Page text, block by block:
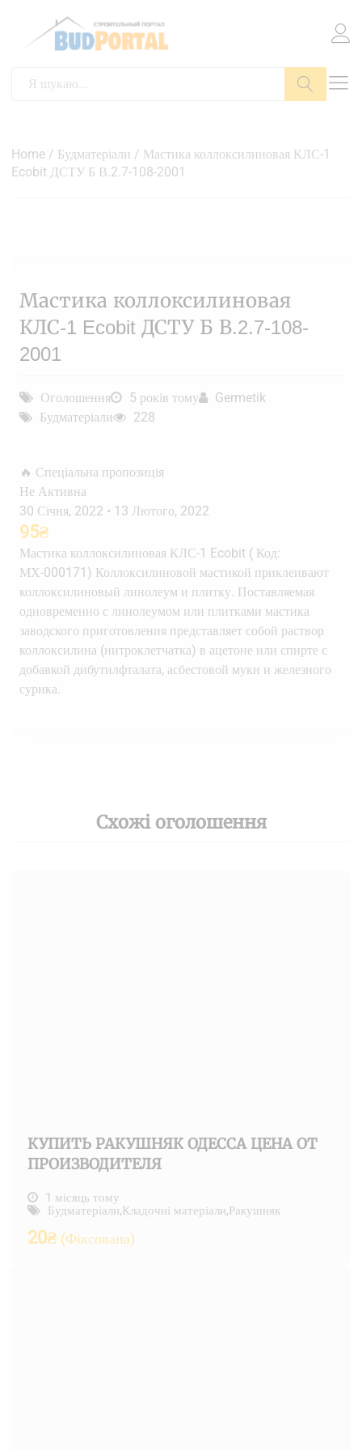
Home / Будматеріали / Мастика коллоксилиновая КЛС-1
Ecobit ДСТУ Б В.2.7-108-2001
Мастика коллоксилиновая
КЛС-1 Ecobit ДСТУ Б В.2.7-108-
2001
Оголошення 5 років тому
Germetik
Будматеріали
228
🔥 Спеціальна пропозиція
Не Активна
30 Січня, 2022 • 13 Лютого, 2022
95₴
Мастика коллоксилиновая КЛС-1 Ecobit ( Код:
МХ-000171) Коллоксилиновой мастикой приклеивают
коллоксилиновый линолеум и плитку. Поставляемая
одновременно с линолеумом или плитками мастика
заводского приготовления представляет собой раствор
коллоксилина (нитроклетчатка) в ацетоне или спирте с
добавкой дибутилфталата, асбестовой муки и железного
сурика.
Схожі оголошення
КУПИТЬ РАКУШНЯК ОДЕССА ЦЕНА ОТ
ПРОИЗВОДИТЕЛЯ
1 місяць тому
Будматеріали,Кладочні матеріали,Ракушняк
20₴ (Фіксована)